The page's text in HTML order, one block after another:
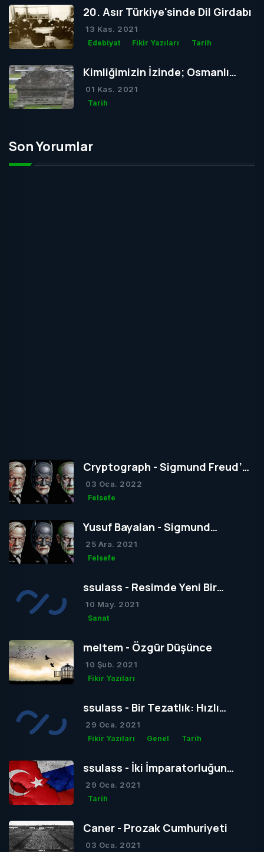
20. Asır Türkiye'sinde Dil Girdabı
13 Kas. 2021
Edebiyat Fikir Yazıları Tarih
Kimliğimizin İzinde; Osmanlı
Mezar Taşları
01 Kas. 2021
Tarih
Son Yorumlar
Cryptograph - Sigmund Freud’un
Yapısal Kuramı
03 Oca. 2022
Felsefe
Yusuf Bayalan - Sigmund
Freud’un Yapısal Kuramı
25 Ara. 2021
Felsefe
ssulass - Resimde Yeni Bir
Dönem mi Yoksa Bir Dönemin
Sonu mu?
10 May. 2021
Sanat
meltem - Özgür Düşünce
10 Şub. 2021
Fikir Yazıları
ssulass - Bir Tezatlık: Hızlı
Yaşam, Yavaş Gelişim
29 Oca. 2021
Fikir Yazıları Genel Tarih
ssulass - İki İmparatorluğun
Çağdaşlığa Giden Yolda
Birbiriyle Olan Gizli Rekabeti
29 Oca. 2021
Tarih
Caner - Prozak Cumhuriyeti
03 Oca. 2021